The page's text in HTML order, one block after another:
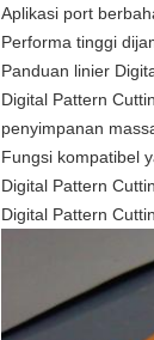
Aplikasi port
Performa tinggi
Panduan linier
Digital Pattern
penyimpanan
Fungsi kompatibel
Digital Pattern
Digital Pattern